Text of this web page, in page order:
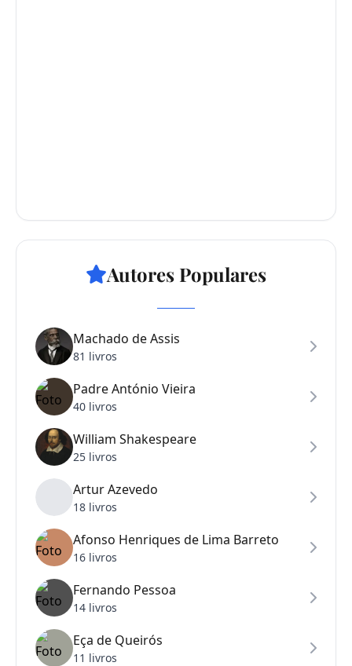
Autores Populares
Machado de Assis
81 livros
Padre António Vieira
40 livros
William Shakespeare
25 livros
Artur Azevedo
18 livros
Afonso Henriques de Lima Barreto
16 livros
Fernando Pessoa
14 livros
Eça de Queirós
11 livros